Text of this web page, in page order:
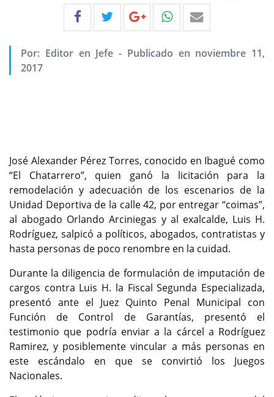
Por: Editor en Jefe - Publicado en noviembre 11,
2017
José Alexander Pérez Torres, conocido en Ibagué como
“El Chatarrero”, quien ganó la licitación para la
remodelación y adecuación de los escenarios de la
Unidad Deportiva de la calle 42, por entregar “coimas”,
al abogado Orlando Arciniegas y al exalcalde, Luis H.
Rodríguez, salpicó a políticos, abogados, contratistas y
hasta personas de poco renombre en la cuidad.
Durante la diligencia de formulación de imputación de
cargos contra Luis H. la Fiscal Segunda Especializada,
presentó ante el Juez Quinto Penal Municipal con
Función de Control de Garantías, presentó el
testimonio que podría enviar a la cárcel a Rodríguez
Ramirez, y posiblemente vincular a más personas en
este escándalo en que se convirtió los Juegos
Nacionales.